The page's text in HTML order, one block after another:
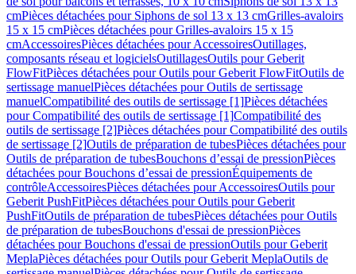
cmPièces détachées pour Siphons de sol 13 x 13 cmGrilles-avaloirs
15 x 15 cmPièces détachées pour Grilles-avaloirs 15 x 15
cmAccessoiresPièces détachées pour AccessoiresOutillages,
composants réseau et logicielsOutillagesOutils pour Geberit
FlowFitPièces détachées pour Outils pour Geberit FlowFitOutils de
sertissage manuelPièces détachées pour Outils de sertissage
manuelCompatibilité des outils de sertissage [1]Pièces détachées
pour Compatibilité des outils de sertissage [1]Compatibilité des
outils de sertissage [2]Pièces détachées pour Compatibilité des outils
de sertissage [2]Outils de préparation de tubesPièces détachées pour
Outils de préparation de tubesBouchons d’essai de pressionPièces
détachées pour Bouchons d’essai de pressionÉquipements de
contrôleAccessoiresPièces détachées pour AccessoiresOutils pour
Geberit PushFitPièces détachées pour Outils pour Geberit
PushFitOutils de préparation de tubesPièces détachées pour Outils
de préparation de tubesBouchons d'essai de pressionPièces
détachées pour Bouchons d'essai de pressionOutils pour Geberit
MeplaPièces détachées pour Outils pour Geberit MeplaOutils de